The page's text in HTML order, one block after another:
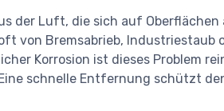
der Luft, die sich auf
von Bremsabrieb, Industriestaub
Korrosion ist dieses Problem
schnelle Entfernung schützt